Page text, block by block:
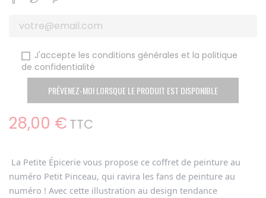
J'accepte les conditions générales et la politique
de confidentialité
PRÉVENEZ-MOI LORSQUE LE PRODUIT EST DISPONIBLE
28,00 € TTC
La Petite Épicerie vous propose ce coffret de peinture au
numéro Petit Pinceau, qui ravira les fans de peinture au
numéro ! Avec cette illustration au design tendance